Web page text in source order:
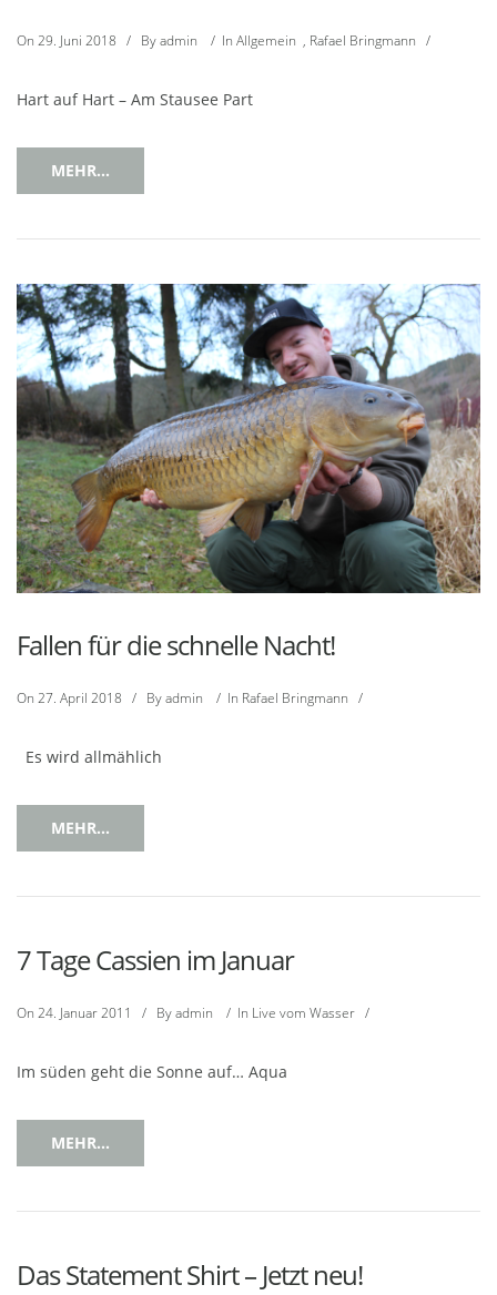
On 29. Juni 2018 / Byadmin / In Allgemein , Rafael Bringmann /
Hart auf Hart – Am Stausee Part
MEHR...
Fallen für die schnelle Nacht!
On 27. April 2018 / Byadmin / In Rafael Bringmann /
Es wird allmählich
MEHR...
7 Tage Cassien im Januar
On 24. Januar 2011 / Byadmin / In Live vom Wasser /
Im süden geht die Sonne auf… Aqua
MEHR...
Das Statement Shirt – Jetzt neu!